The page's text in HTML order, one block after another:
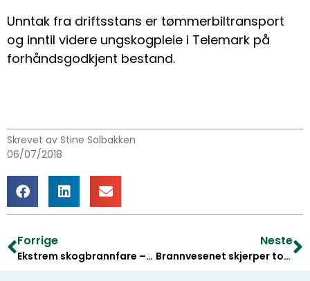
Unntak fra driftsstans er tømmerbiltransport
og inntil videre ungskogpleie i Telemark på
forhåndsgodkjent bestand.
Skrevet av Stine Solbakken
06/07/2018
Forrige
Ekstrem skogbrannfare – totalforbud innført
Neste
Brannvesenet skjerper totalforbudet